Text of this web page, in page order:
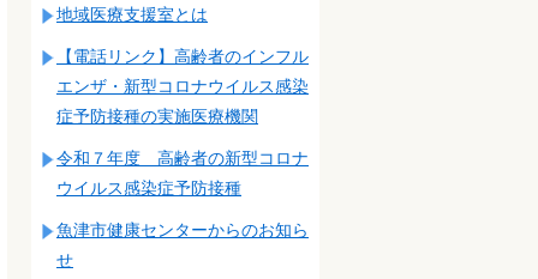
地域医療支援室とは
【電話リンク】高齢者のインフル
エンザ・新型コロナウイルス感染
症予防接種の実施医療機関
令和７年度 高齢者の新型コロナ
ウイルス感染症予防接種
魚津市健康センターからのお知ら
せ